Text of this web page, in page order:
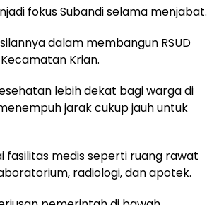
fokus Subandi selama menjabat.
dalam membangun RSUD
Krian.
lebih dekat bagi warga di
jarak cukup jauh untuk
fasilitas medis seperti ruang rawat
radiologi, dan apotek.